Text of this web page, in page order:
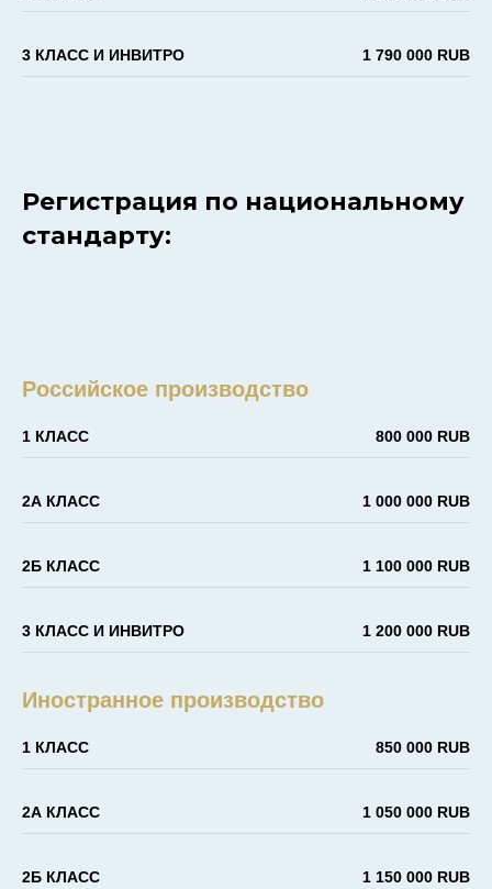
3 КЛАСС И ИНВИТРО 1 790 000 RUB
Регистрация по национальному
стандарту:
Российское производство
1 КЛАСС 800 000 RUB
2А КЛАСС 1 000 000 RUB
2Б КЛАСС 1 100 000 RUB
3 КЛАСС И ИНВИТРО 1 200 000 RUB
Иностранное производство
1 КЛАСС 850 000 RUB
2А КЛАСС 1 050 000 RUB
2Б КЛАСС 1 150 000 RUB